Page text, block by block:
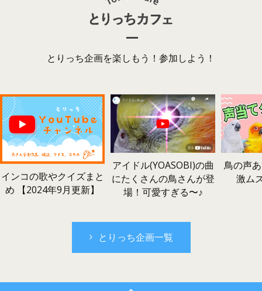
とりっち企画を楽しもう！参加しよう！
インコの歌やクイズまと
め 【2024年9月更新】
アイドル(YOASOBI)の曲
にたくさんの鳥さんが登
場！可愛すぎる〜♪
鳥の声
激ム
とりっち企画一覧